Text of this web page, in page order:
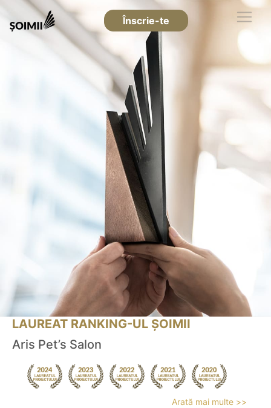
Înscrie-te
LAUREAT RANKING-UL ȘOIMII
Aris Pet’s Salon
Arată mai multe >>